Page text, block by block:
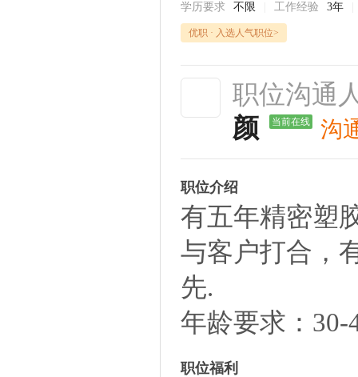
学历要求
不限 工作经验 3年
优职 · 入选人气职位>
职位沟通
颜
当前在线 沟
职位介绍
有五年精密塑
与客户打合，
先.
年龄要求：30-
职位福利